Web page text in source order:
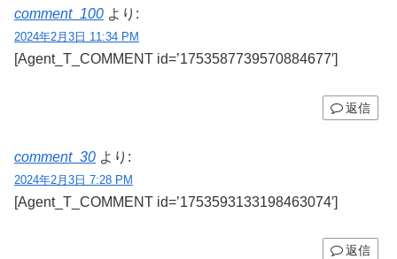
comment_100 より:
2024年2月3日 11:34 PM
[Agent_T_COMMENT id=’1753587739570884677′]
返信
comment_30 より:
2024年2月3日 7:28 PM
[Agent_T_COMMENT id=’1753593133198463074′]
返信